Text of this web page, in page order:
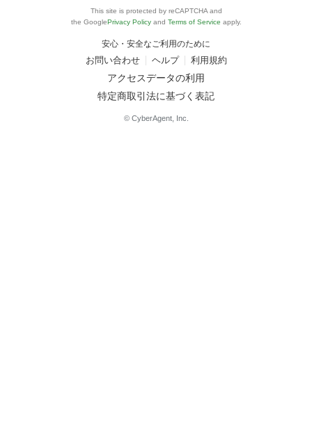
This site is protected by reCAPTCHA and
the GooglePrivacy Policy and Terms of Service apply.
安心・安全なご利用のために
お問い合わせ ヘルプ 利用規約
アクセスデータの利用
特定商取引法に基づく表記
© CyberAgent, Inc.